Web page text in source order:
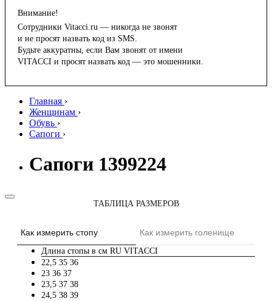
Внимание!
Сотрудники Vitacci.ru — никогда не звонят
и не просят назвать код из SMS.
Будьте аккуратны, если Вам звонят от имени
VITACCI и просят назвать код — это мошенники.
Главная ›
Женщинам ›
Обувь ›
Сапоги ›
Сапоги 1399224
ТАБЛИЦА РАЗМЕРОВ
Как измерить стопу Как измерить голенище
Длина стопы в см RU VITACCI
22,5 35 36
23 36 37
23,5 37 38
24,5 38 39